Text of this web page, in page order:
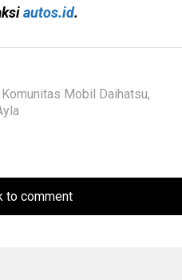
autos.id.
Komunitas Mobil Daihatsu,
to comment